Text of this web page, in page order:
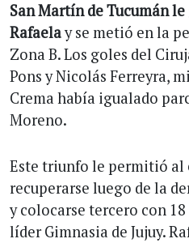
San Martín de Tucumán
Rafaelay se metió en la
Zona B. Los goles del
Pons y Nicolás Ferreyra,
Crema había igualado
Moreno.
Este triunfo le permitió al
recuperarse luego de la
y colocarse tercero con
líder Gimnasia de Jujuy.